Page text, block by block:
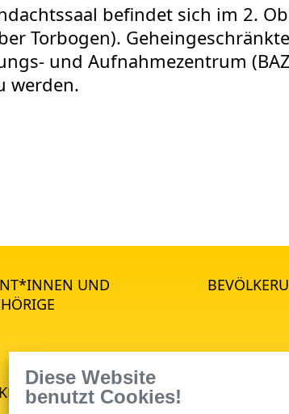
befindet sich im 2.
Torbogen).
und Aufnahmezentrum
werden.
UND
Diese Website
benutzt Cookies!